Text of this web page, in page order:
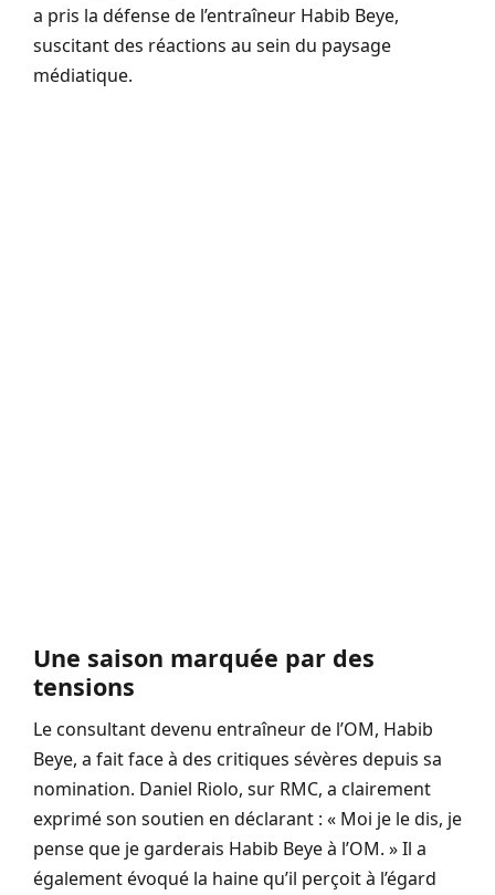
a pris la défense de l’entraîneur Habib Beye,
suscitant des réactions au sein du paysage
médiatique.
Une saison marquée par des
tensions
Le consultant devenu entraîneur de l’OM, Habib
Beye, a fait face à des critiques sévères depuis sa
nomination. Daniel Riolo, sur RMC, a clairement
exprimé son soutien en déclarant : « Moi je le dis, je
pense que je garderais Habib Beye à l’OM. » Il a
également évoqué la haine qu’il perçoit à l’égard